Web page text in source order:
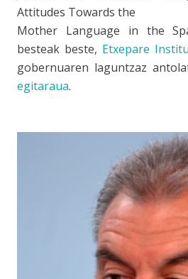
Attitudes Towards the
Mother Language in the
besteak beste, Etxepare
gobernuaren laguntzaz
egitaraua.